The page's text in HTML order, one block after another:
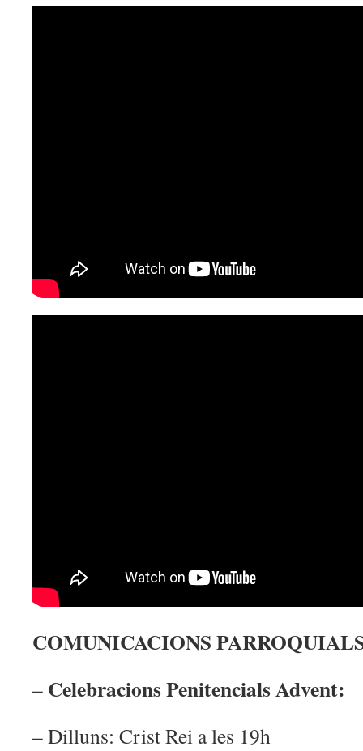
COMUNICACIONS
– Celebracions Penitencials Advent:
– Dilluns: Crist Rei a les 19h